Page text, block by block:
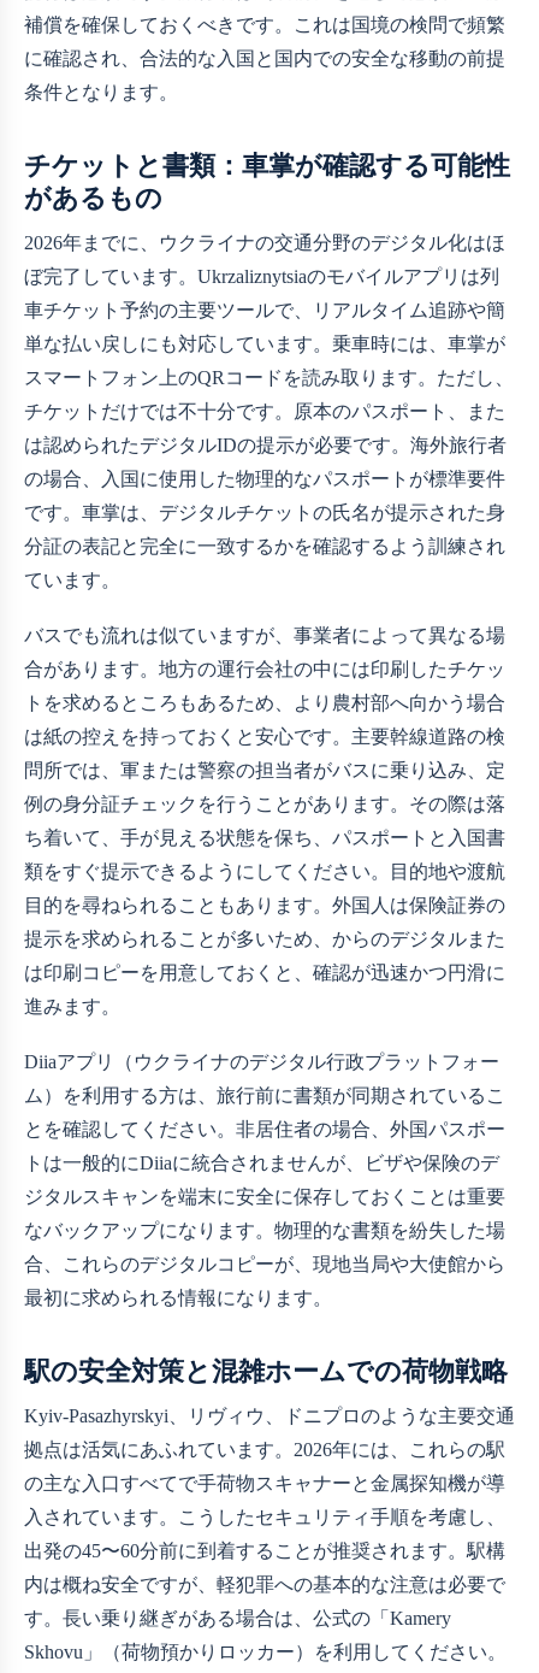
補償を確保しておくべきです。これは国境の検問で頻繁
に確認され、合法的な入国と国内での安全な移動の前提
条件となります。
チケットと書類：車掌が確認する可能性
があるもの
2026年までに、ウクライナの交通分野のデジタル化はほ
ぼ完了しています。Ukrzaliznytsiaのモバイルアプリは列
車チケット予約の主要ツールで、リアルタイム追跡や簡
単な払い戻しにも対応しています。乗車時には、車掌が
スマートフォン上のQRコードを読み取ります。ただし、
チケットだけでは不十分です。原本のパスポート、また
は認められたデジタルIDの提示が必要です。海外旅行者
の場合、入国に使用した物理的なパスポートが標準要件
です。車掌は、デジタルチケットの氏名が提示された身
分証の表記と完全に一致するかを確認するよう訓練され
ています。
バスでも流れは似ていますが、事業者によって異なる場
合があります。地方の運行会社の中には印刷したチケッ
トを求めるところもあるため、より農村部へ向かう場合
は紙の控えを持っておくと安心です。主要幹線道路の検
問所では、軍または警察の担当者がバスに乗り込み、定
例の身分証チェックを行うことがあります。その際は落
ち着いて、手が見える状態を保ち、パスポートと入国書
類をすぐ提示できるようにしてください。目的地や渡航
目的を尋ねられることもあります。外国人は保険証券の
提示を求められることが多いため、からのデジタルまた
は印刷コピーを用意しておくと、確認が迅速かつ円滑に
進みます。
Diiaアプリ（ウクライナのデジタル行政プラットフォー
ム）を利用する方は、旅行前に書類が同期されているこ
とを確認してください。非居住者の場合、外国パスポー
トは一般的にDiiaに統合されませんが、ビザや保険のデ
ジタルスキャンを端末に安全に保存しておくことは重要
なバックアップになります。物理的な書類を紛失した場
合、これらのデジタルコピーが、現地当局や大使館から
最初に求められる情報になります。
駅の安全対策と混雑ホームでの荷物戦略
Kyiv-Pasazhyrskyi、リヴィウ、ドニプロのような主要交通
拠点は活気にあふれています。2026年には、これらの駅
の主な入口すべてで手荷物スキャナーと金属探知機が導
入されています。こうしたセキュリティ手順を考慮し、
出発の45〜60分前に到着することが推奨されます。駅構
内は概ね安全ですが、軽犯罪への基本的な注意は必要で
す。長い乗り継ぎがある場合は、公式の「Kamery
Skhovu」（荷物預かりロッカー）を利用してください。